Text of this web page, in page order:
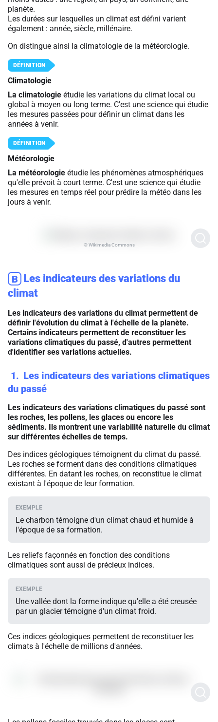
planète.
Les durées sur lesquelles un climat est défini varient
également : année, siècle, millénaire.
On distingue ainsi la climatologie de la météorologie.
Climatologie
La climatologie étudie les variations du climat local ou
global à moyen ou long terme. C'est une science qui étudie
les mesures passées pour définir un climat dans les
années à venir.
Météorologie
La météorologie étudie les phénomènes atmosphériques
qu'elle prévoit à court terme. C'est une science qui étudie
les mesures en temps réel pour prédire la météo dans les
jours à venir.
© Wikimedia Commons
B Les indicateurs des variations du
climat
Les indicateurs des variations du climat permettent de
définir l'évolution du climat à l'échelle de la planète.
Certains indicateurs permettent de reconstituer les
variations climatiques du passé, d'autres permettent
d'identifier ses variations actuelles.
1
Les indicateurs des variations climatiques
du passé
Les indicateurs des variations climatiques du passé sont
les roches, les pollens, les glaces ou encore les
sédiments. Ils montrent une variabilité naturelle du climat
sur différentes échelles de temps.
Des indices géologiques témoignent du climat du passé.
Les roches se forment dans des conditions climatiques
différentes. En datant les roches, on reconstitue le climat
existant à l'époque de leur formation.
Le charbon témoigne d'un climat chaud et humide à
l'époque de sa formation.
Les reliefs façonnés en fonction des conditions
climatiques sont aussi de précieux indices.
Une vallée dont la forme indique qu'elle a été creusée
par un glacier témoigne d'un climat froid.
Ces indices géologiques permettent de reconstituer les
climats à l'échelle de millions d'années.